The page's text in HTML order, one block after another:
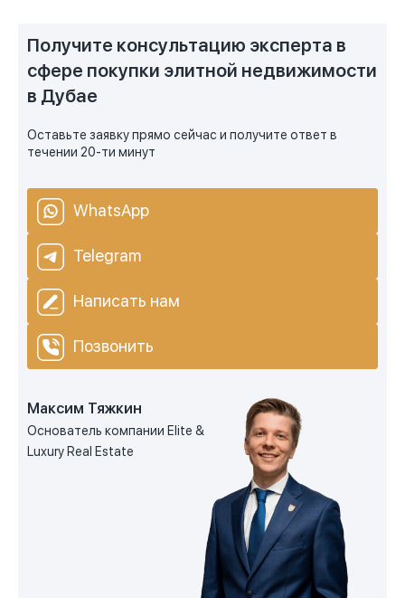
Получите консультацию эксперта в
сфере покупки элитной недвижимости
в Дубае
Оставьте заявку прямо сейчас и получите ответ в
течении 20-ти минут
WhatsApp
Telegram
Написать нам
Позвонить
Максим Тяжкин
Основатель компании Elite &
Luxury Real Estate